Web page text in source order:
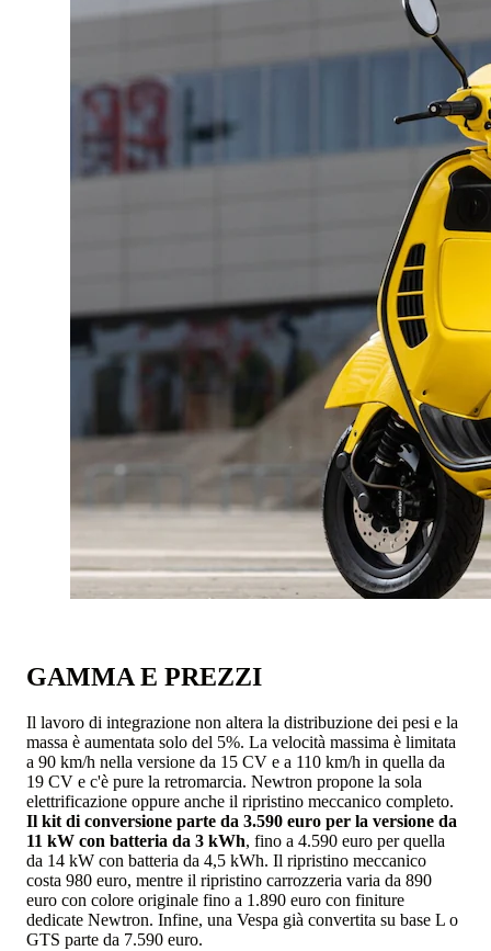
GAMMA E PREZZI
Il lavoro di integrazione non altera la distribuzione dei pesi e la
massa è aumentata solo del 5%. La velocità massima è limitata
a 90 km/h nella versione da 15 CV e a 110 km/h in quella da
19 CV e c'è pure la retromarcia. Newtron propone la sola
elettrificazione oppure anche il ripristino meccanico completo.
Il kit di conversione parte da 3.590 euro per la versione da
11 kW con batteria da 3 kWh, fino a 4.590 euro per quella
da 14 kW con batteria da 4,5 kWh. Il ripristino meccanico
costa 980 euro, mentre il ripristino carrozzeria varia da 890
euro con colore originale fino a 1.890 euro con finiture
dedicate Newtron. Infine, una Vespa già convertita su base L o
GTS parte da 7.590 euro.